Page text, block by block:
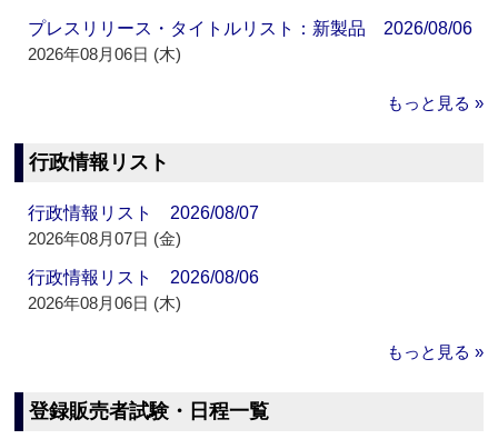
プレスリリース・タイトルリスト：新製品 2026/08/06
2026年08月06日 (木)
もっと見る »
行政情報リスト
行政情報リスト 2026/08/07
2026年08月07日 (金)
行政情報リスト 2026/08/06
2026年08月06日 (木)
もっと見る »
登録販売者試験・日程一覧